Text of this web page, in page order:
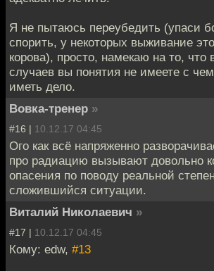
Я не пытаюсь переубедить (упаси
спорить, у некоторых выживание
корова), просто, намекаю на то, что
случаев вы понятия не имеете с
иметь дело.
Вовка-тренер »
#16 | 10.12.17 04:45
Ого как всё напряженно
про радиацию вызывают довольно
опасения по поводу реальной
сложившийся ситуации.
Виталий Николаевич »
#17 | 10.12.17 04:45
Кому: edw, #13